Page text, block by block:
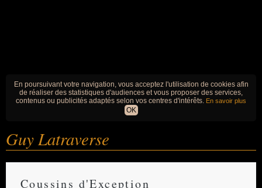
En poursuivant votre navigation, vous acceptez l'utilisation de cookies afin
de réaliser des statistiques d'audiences et vous proposer des services,
contenus ou publicités adaptés selon vos centres d'intérêts. En savoir plus
OK
Guy Latraverse
Coussins d'Exception